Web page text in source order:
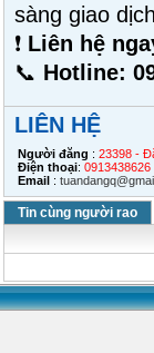
sàng giao
❗ Liên hệ
📞 Hotline:
LIÊN HỆ
Người đăng : 23398 -
Điện thoại: 0913438626
Email :
Tin cùng người rao